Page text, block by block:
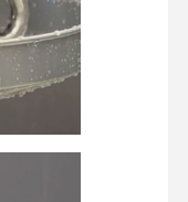
ス ケース